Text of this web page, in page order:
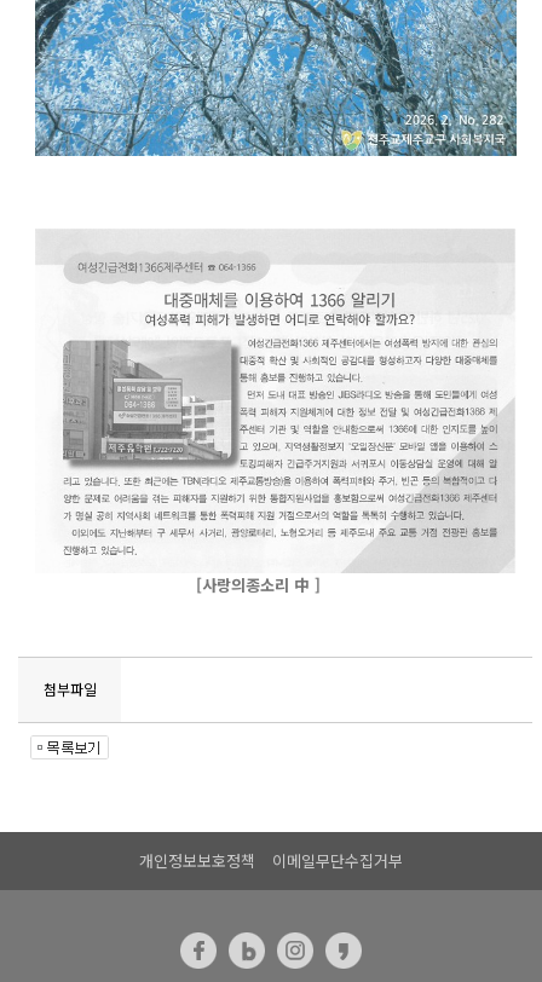
[사랑의종소리 中 ]
첨부파일
개인정보보호정책 이메일무단수집거부